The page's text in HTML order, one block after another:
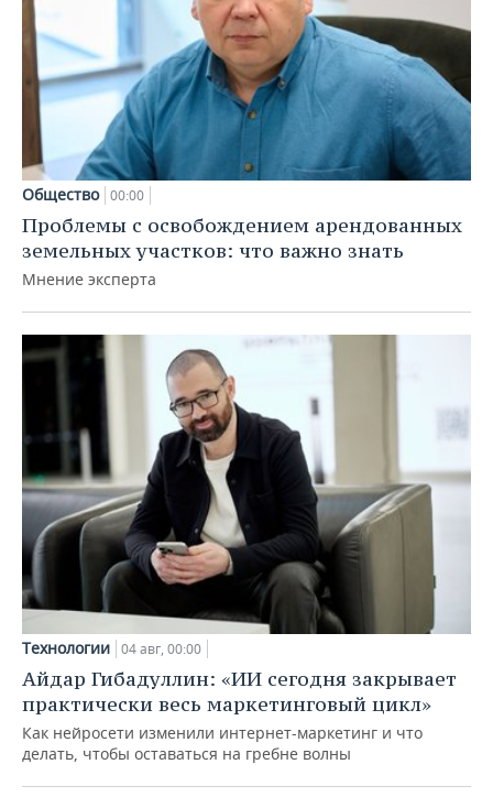
Общество 00:00
Проблемы с освобождением арендованных
земельных участков: что важно знать
Мнение эксперта
Технологии 04 авг, 00:00
Айдар Гибадуллин: «ИИ сегодня закрывает
практически весь маркетинговый цикл»
Как нейросети изменили интернет-маркетинг и что
делать, чтобы оставаться на гребне волны